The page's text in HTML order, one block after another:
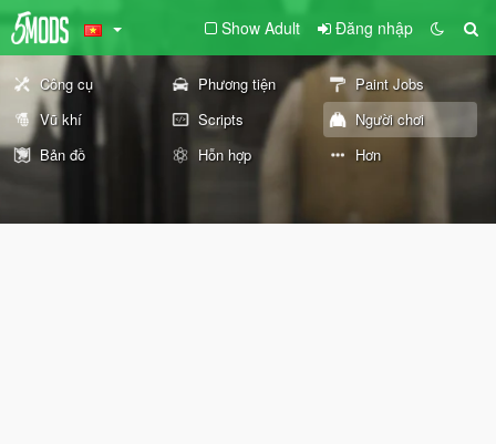
Show Adult Đăng nhập
Công cụ Phương tiện
Paint Jobs
Vũ khí
Scripts
Người chơi
Bản đồ
Hỗn hợp Hơn